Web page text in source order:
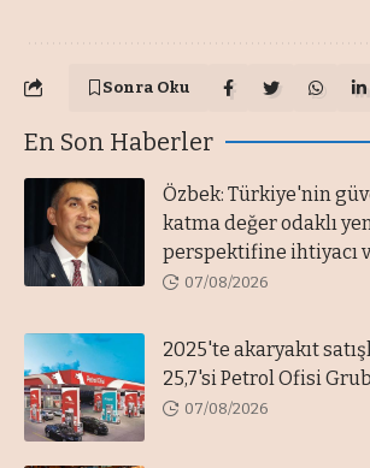
Sonra Oku
En Son Haberler
Özbek: Türkiye'nin
katma değer odaklı
perspektifine ihtiyacı
07/08/2026
2025'te akaryakıt
25,7'si Petrol Ofisi
07/08/2026